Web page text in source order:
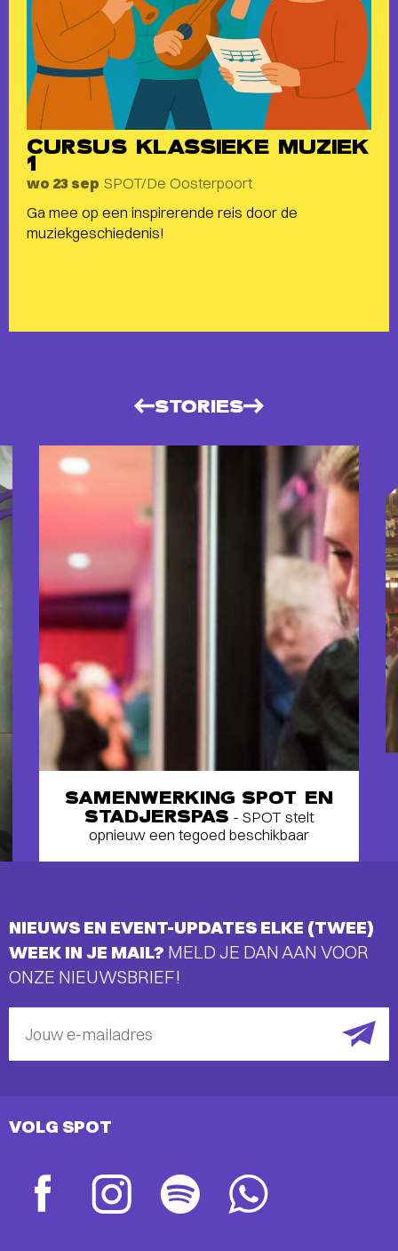
CURSUS KLASSIEKE MUZIEK
1
wo 23 sep SPOT/De Oosterpoort
Ga mee op een inspirerende reis door de
muziekgeschiedenis!
STORIES
SAMENWERKING SPOT EN
STADJERSPAS - SPOT stelt
opnieuw een tegoed beschikbaar
NIEUWS EN EVENT-UPDATES ELKE (TWEE)
WEEK IN JE MAIL? MELD JE DAN AAN VOOR
ONZE NIEUWSBRIEF!
Jouw e-mailadres
VOLG SPOT